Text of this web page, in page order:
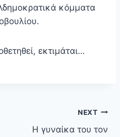
κόμματα
εκτιμάται…
NEXT
Η γυναίκα του τον